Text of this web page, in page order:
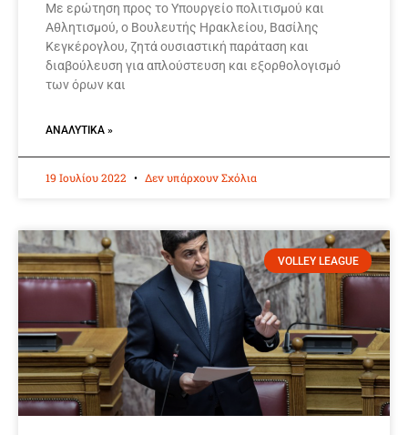
Mε ερώτηση προς το Υπουργείo πολιτισμού και
Αθλητισμού, ο Βουλευτής Ηρακλείου, Βασίλης
Κεγκέρογλου, ζητά ουσιαστική παράταση και
διαβούλευση για απλούστευση και εξορθολογισμό
των όρων και
ΑΝΑΛΥΤΙΚΆ »
19 Ιουλίου 2022 Δεν υπάρχουν Σχόλια
VOLLEY LEAGUE